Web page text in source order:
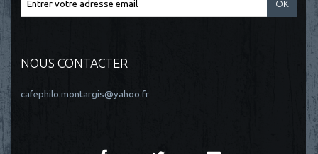
NOUS CONTACTER
cafephilo.montargis@yahoo.fr